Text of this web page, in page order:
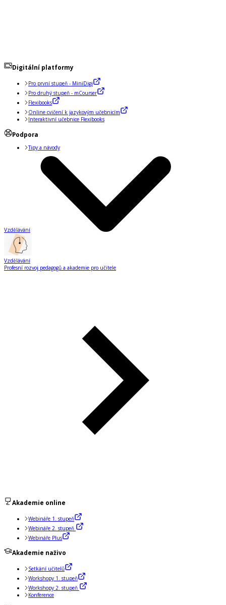
Digitální platformy
Pro první stupeň - MiniDigi
Pro druhý stupeň - mCourser
Flexibooks
Online cvičení k jazykovým učebnicím
Interaktivní učebnice Flexibooks
Podpora
Tipy a návody
Vzdělávání
Vzdělávání
Profesní rozvoj pedagogů a akademie pro učitele
Akademie online
Webináře 1. stupeň
Webináře 2. stupeň
Webináře Plus
Akademie naživo
Setkání učitelů
Workshopy 1. stupeň
Workshopy 2. stupeň
Konference